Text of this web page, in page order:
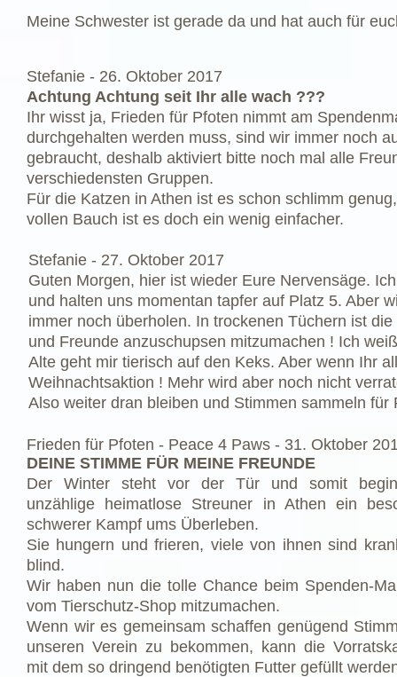
Meine Schwester ist gerade da und hat auch für
Stefanie - 26. Oktober 2017
Achtung Achtung seit Ihr alle wach ???
Ihr wisst ja, Frieden für Pfoten nimmt am
durchgehalten werden muss, sind wir immer noch
gebraucht, deshalb aktiviert bitte noch mal alle
verschiedensten Gruppen.
Für die Katzen in Athen ist es schon schlimm
vollen Bauch ist es doch ein wenig einfacher.
Stefanie - 27. Oktober 2017
Guten Morgen, hier ist wieder Eure Nervensäge.
und halten uns momentan tapfer auf Platz 5. Aber
immer noch überholen. In trockenen Tüchern ist
und Freunde anzuschupsen mitzumachen ! Ich
Alte geht mir tierisch auf den Keks. Aber wenn Ihr
Weihnachtsaktion ! Mehr wird aber noch nicht
Also weiter dran bleiben und Stimmen sammeln für
Frieden für Pfoten - Peace 4 Paws - 31. Oktober
DEINE STIMME FÜR MEINE FREUNDE
Der Winter steht vor der Tür und somit
unzählige heimatlose Streuner in Athen ein
schwerer Kampf ums Überleben.
Sie hungern und frieren, viele von ihnen sind
blind.
Wir haben nun die tolle Chance beim Spenden-
vom Tierschutz-Shop mitzumachen.
Wenn wir es gemeinsam schaffen genügend
unseren Verein zu bekommen, kann die
mit dem so dringend benötigten Futter gefüllt